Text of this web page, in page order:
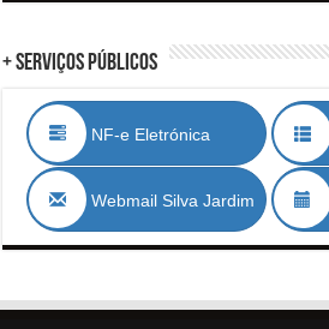
+ Serviços Públicos
NF-e Eletrónica
Webmail Silva Jardim